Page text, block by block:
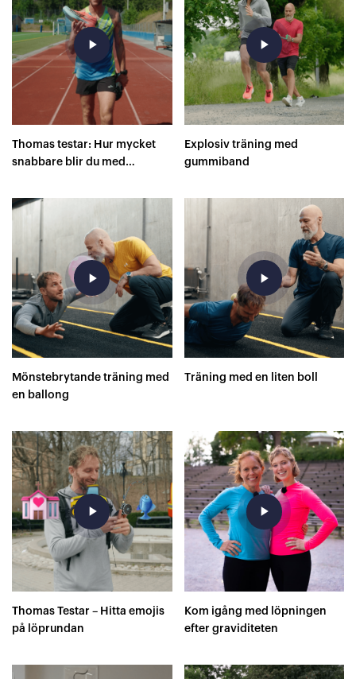
play_arrow
Thomas testar: Hur mycket
snabbare blir du med
play_arrow
Explosiv träning med
gummiband
play_arrow
Mönstebrytande träning med
en ballong
play_arrow
Träning med en liten boll
play_arrow
Thomas Testar – Hitta emojis
på löprundan
play_arrow
Kom igång med löpningen
efter graviditeten